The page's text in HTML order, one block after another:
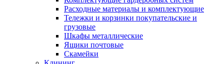
Расходные материалы и комплектующие
Тележки и корзинки покупательские и
грузовые
Шкафы металлические
Ящики почтовые
Скамейки